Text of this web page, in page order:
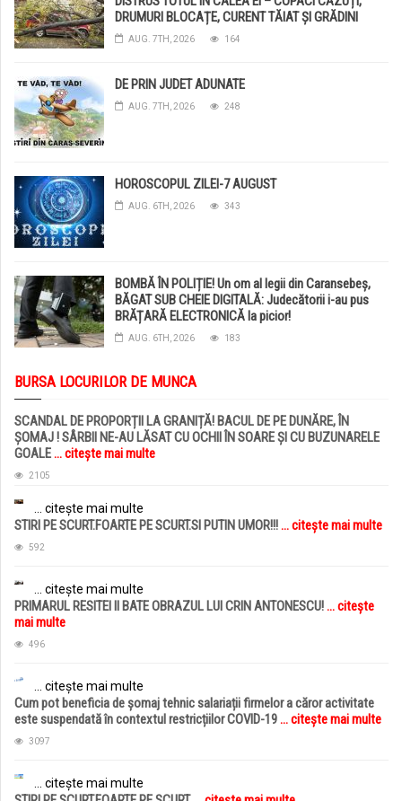
DRUMURI BLOCAȚE, CURENT TĂIAT ȘI GRĂDINI
DISTRUSE DE GRINDINĂ!
AUG. 7TH, 2026 164
DE PRIN JUDET ADUNATE
AUG. 7TH, 2026 248
HOROSCOPUL ZILEI-7 AUGUST
AUG. 6TH, 2026 343
BOMBĂ ÎN POLIȚIE! Un om al legii din Caransebeș,
BĂGAT SUB CHEIE DIGITALĂ: Judecătorii i-au pus
BRĂȚARĂ ELECTRONICĂ la picior!
AUG. 6TH, 2026 183
BURSA LOCURILOR DE MUNCA
SCANDAL DE PROPORȚII LA GRANIȚĂ! BACUL DE PE DUNĂRE, ÎN
ȘOMAJ ! SÂRBII NE-AU LĂSAT CU OCHII ÎN SOARE ȘI CU BUZUNARELE
GOALE ... citește mai multe
2105
... citește mai multe
STIRI PE SCURT.FOARTE PE SCURT.SI PUTIN UMOR!!! ... citește mai multe
592
... citește mai multe
PRIMARUL RESITEI II BATE OBRAZUL LUI CRIN ANTONESCU! ... citește
mai multe
496
... citește mai multe
Cum pot beneficia de șomaj tehnic salariații firmelor a căror activitate
este suspendată în contextul restricțiilor COVID-19 ... citește mai multe
3097
... citește mai multe